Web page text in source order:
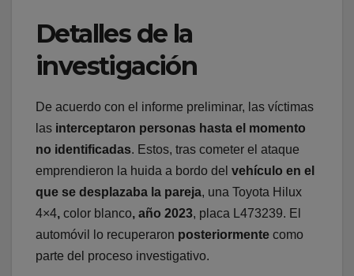
Detalles de la
investigación
De acuerdo con el informe preliminar, las víctimas
las interceptaron personas hasta el momento
no identificadas. Estos, tras cometer el ataque
emprendieron la huida a bordo del vehículo en el
que se desplazaba la pareja, una Toyota Hilux
4×4, color blanco, año 2023, placa L473239. El
automóvil lo recuperaron posteriormente como
parte del proceso investigativo.